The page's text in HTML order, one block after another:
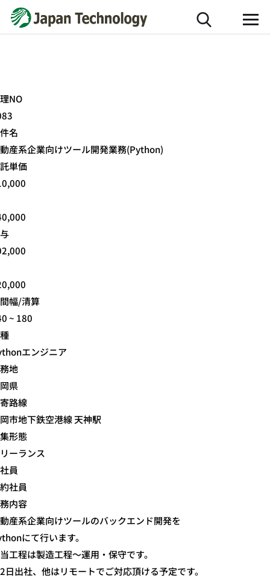
NO
名
産系企業向けツール開発業務(Python)
単価
幅/清算
~ 180
エンジニア
地
県
路線
市地下鉄空港線 天神駅
形態
ーランス
員
社員
内容
産系企業向けツールのバックエンド開発を
にて行います。
工程は製造工程～運用・保守です。
日出社、他はリモートでご対応頂ける予定です。